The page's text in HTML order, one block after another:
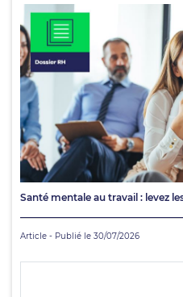
Santé mentale au travail : levez
Article - Publié le 30/07/2026